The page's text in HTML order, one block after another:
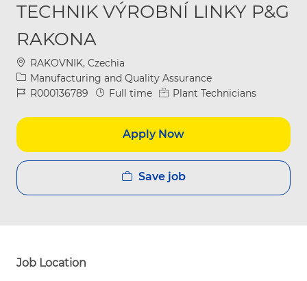
TECHNIK VÝROBNÍ LINKY P&G
RAKONA
Location
RAKOVNIK, Czechia
Category
Manufacturing and Quality Assurance
Job IdR000136789 Job Type
Full time Plant Technicians
Apply Now
Save job
Job Location